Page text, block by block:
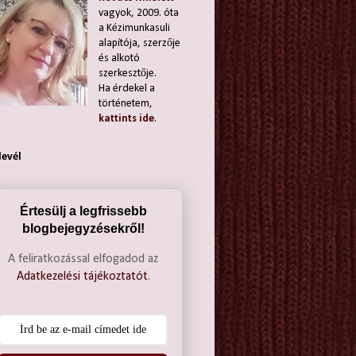
vagyok, 2009. óta
a Kézimunkasuli
alapítója, szerzője
és alkotó
szerkesztője.
Ha érdekel a
történetem,
kattints ide.
Értesülj a legfrissebb
blogbejegyzésekről!
A feliratkozással elfogadod az
Adatkezelési tájékoztatót.